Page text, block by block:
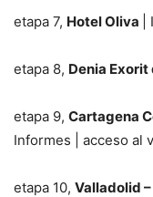
etapa 7, Hotel Oliva
etapa 8, Denia Exorit
etapa 9, Cartagena
Informes | acceso al
etapa 10, Valladolid